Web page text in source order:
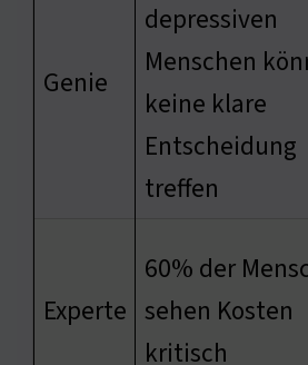
Genie
depressiven
Menschen
keine klare
Entscheidung
treffen
Experte
60% der
sehen Kosten
kritisch